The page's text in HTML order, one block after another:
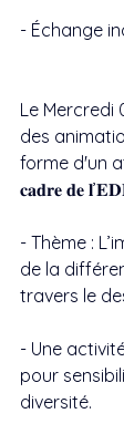
- Échange
Le Mercredi
des
forme d'un
𝐜𝐚𝐝𝐫𝐞 𝐝𝐞
- Thème :
de la
travers le
- Une
pour
diversité.